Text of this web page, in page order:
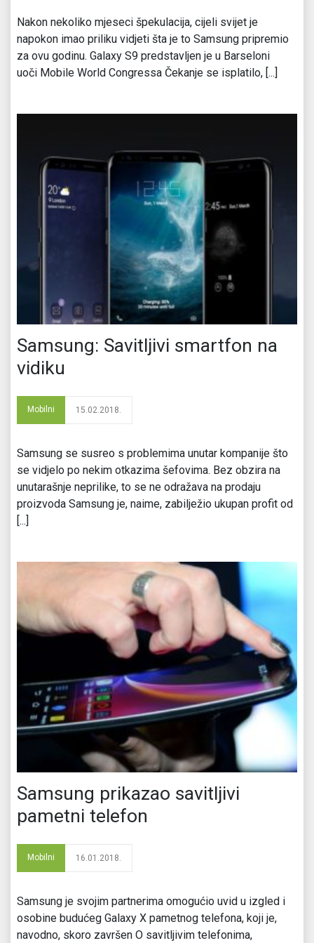
Nakon nekoliko mjeseci špekulacija, cijeli svijet je
napokon imao priliku vidjeti šta je to Samsung pripremio
za ovu godinu. Galaxy S9 predstavljen je u Barseloni
uoči Mobile World Congressa Čekanje se isplatilo, [...]
Samsung: Savitljivi smartfon na
vidiku
Mobilni 15.02.2018.
Samsung se susreo s problemima unutar kompanije što
se vidjelo po nekim otkazima šefovima. Bez obzira na
unutarašnje neprilike, to se ne odražava na prodaju
proizvoda Samsung je, naime, zabilježio ukupan profit od
[...]
Samsung prikazao savitljivi
pametni telefon
Mobilni 16.01.2018.
Samsung je svojim partnerima omogućio uvid u izgled i
osobine budućeg Galaxy X pametnog telefona, koji je,
navodno, skoro završen O savitljivim telefonima,